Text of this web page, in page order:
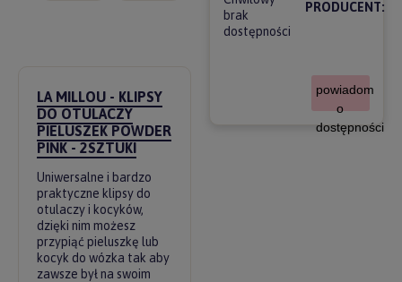
LA MILLOU - KLIPSY
DO OTULACZY
PIELUSZEK POWDER
PINK - 2SZTUKI
Uniwersalne i bardzo
praktyczne klipsy do
otulaczy i kocyków,
dzięki nim możesz
przypiąć pieluszkę lub
kocyk do wózka tak aby
zawsze był na swoim
brak
dostępności
PRODUCENT:
powiadom
o
dostępności